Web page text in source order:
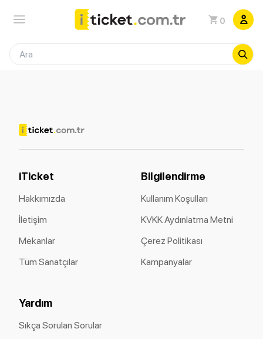
0
iTicket
Hakkımızda
İletişim
Mekanlar
Tüm Sanatçılar
Bilgilendirme
Kullanım Koşulları
KVKK Aydınlatma Metni
Çerez Politikası
Kampanyalar
Yardım
Sıkça Sorulan Sorular